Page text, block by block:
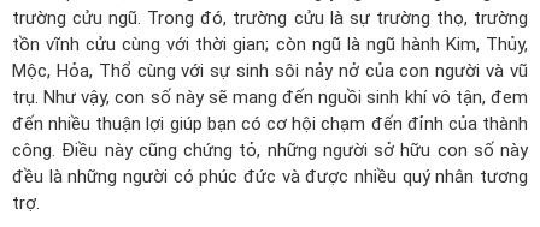
trường cửu ngũ. Trong đó, trường cửu là sự trường thọ, trường
tồn vĩnh cửu cùng với thời gian; còn ngũ là ngũ hành Kim, Thủy,
Mộc, Hỏa, Thổ cùng với sự sinh sôi nảy nở của con người và vũ
trụ. Như vậy, con số này sẽ mang đến nguồi sinh khí vô tận, đem
đến nhiều thuận lợi giúp bạn có cơ hội chạm đến đỉnh của thành
công. Điều này cũng chứng tỏ, những người sở hữu con số này
đều là những người có phúc đức và được nhiều quý nhân tương
trợ.